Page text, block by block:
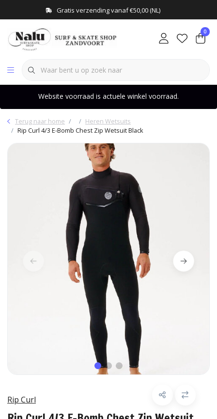
Gratis verzending vanaf €50,00 (NL)
0
Website voorraad is actuele winkel voorraad.
Terug naar home
Heren Wetsuits
Rip Curl 4/3 E-Bomb Chest Zip Wetsuit Black
Rip Curl